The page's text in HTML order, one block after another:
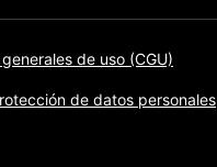
de uso (CGU)
de datos personales